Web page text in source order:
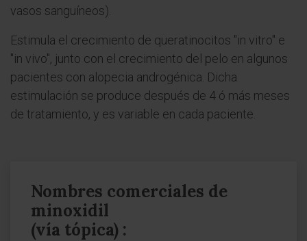
vasos sanguíneos).
Estimula el crecimiento de queratinocitos "in vitro" e
"in vivo", junto con el crecimiento del pelo en algunos
pacientes con alopecia androgénica. Dicha
estimulación se produce después de 4 ó más meses
de tratamiento, y es variable en cada paciente.
Nombres comerciales de
minoxidil
(vía tópica) :